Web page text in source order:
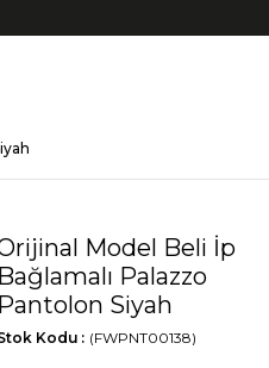
Model Beli İp
Bağlamalı Palazzo
Pantolon Siyah
(FWPNT00138)
Kodu